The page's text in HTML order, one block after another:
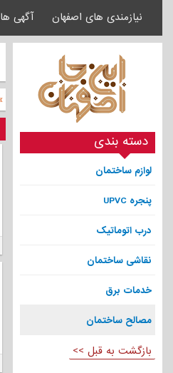
نیازمندی های اصفهان آگهی
دسته بندی
لوازم ساختمان
پنجره UPVC
درب اتوماتیک
نقاشی ساختمان
خدمات برق
مصالح ساختمان
بازگشت به قبل >>